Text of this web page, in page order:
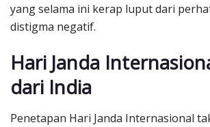
yang selama ini kerap luput dari
distigma negatif.
Hari Janda
dari India
Penetapan Hari Janda Internasional